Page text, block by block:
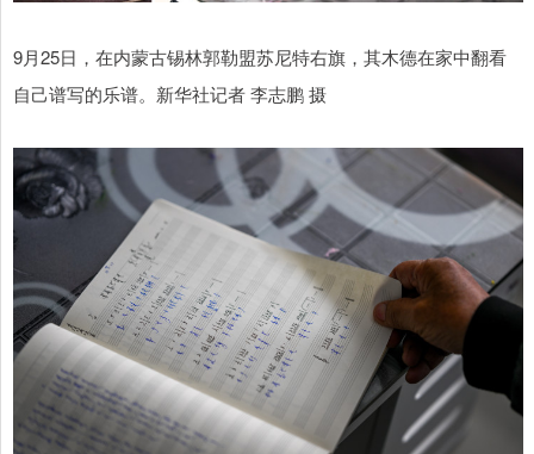
9月25日，在内蒙古锡林郭勒盟苏尼特右旗，其木德在家中翻看
自己谱写的乐谱。新华社记者 李志鹏 摄